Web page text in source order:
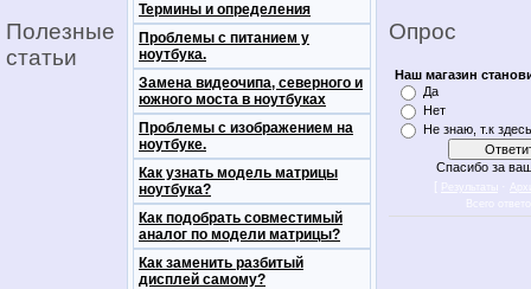
Полезные
статьи
Термины и определения
Проблемы с питанием у
ноутбука.
Замена видеочипа, северного и
южного моста в ноутбуках
Проблемы с изображением на
ноутбуке.
Как узнать модель матрицы
ноутбука?
Как подобрать совместимый
аналог по модели матрицы?
Как заменить разбитый
дисплей самому?
Опрос
Наш магазин
Да
Нет
Не знаю, т.к
Спасибо за